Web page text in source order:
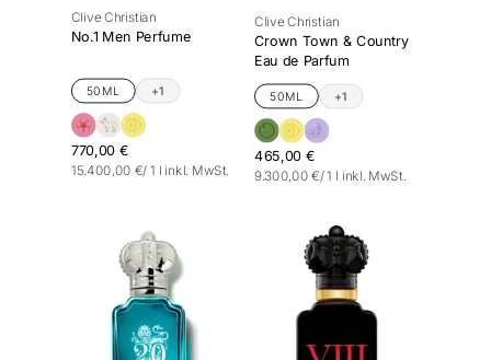
Clive Christian
No.1 Men Perfume
50ML +1
770,00 €
Stückpreis
15.400,00 €/
pro 1 l inkl. MwSt.
Clive Christian
Crown Town & Country
Eau de Parfum
50ML +1
465,00 €
Stückpreis
9.300,00 €/
pro 1 l inkl. MwSt.